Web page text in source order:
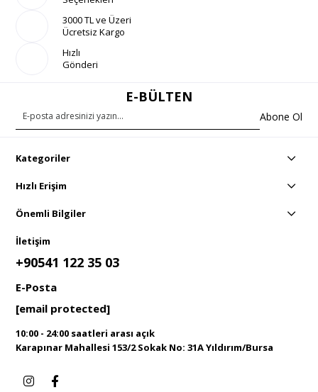
3000 TL ve Üzeri
Ücretsiz Kargo
Hızlı
Gönderi
E-BÜLTEN
Abone Ol
Kategoriler
Hızlı Erişim
Önemli Bilgiler
İletişim
+90541 122 35 03
E-Posta
[email protected]
10:00 - 24:00 saatleri arası açık
Karapınar Mahallesi 153/2 Sokak No: 31A Yıldırım/Bursa